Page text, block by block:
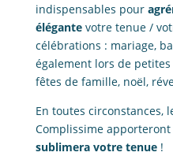
indispensables pour
élégantevotre tenue /
célébrations : mariage,
également lors de
fêtes de famille, noël,
En toutes circonstances,
Complissime apporteront
sublimera votre tenue !